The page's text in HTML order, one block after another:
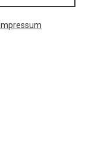
Impressum